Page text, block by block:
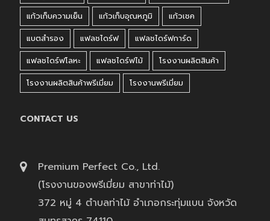
แก้วเก็บความเย็น
แก้วเก็บอุณหภูมิ
แก้วเชค
แบตสำรอง
แฟลชไดร์ฟ
แฟลชไดร์ฟการ์ด
แฟลชไดร์ฟโลหะ
แฟลชไดร์ฟไม้
โรงงานผลิตสินค้า
โรงงานผลิตสินค้าพรีเมี่ยม
โรงงานพรีเมี่ยม
CONTACT US
Premium Perfect Co., Ltd.
(โรงงานของพรีเมี่ยม สาขาท่าไม้)
372 หมู่ 4 ตำบลท่าไม้ อำเภอกระทุ่มแบน จังหวัด